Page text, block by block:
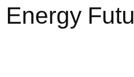
Futu